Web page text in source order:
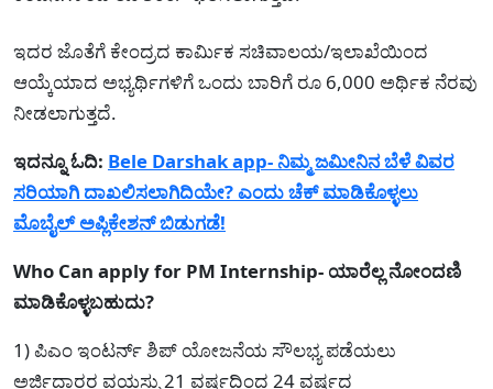
ಇದರ ಜೊತೆಗೆ ಕೇಂದ್ರದ ಕಾರ್ಮಿಕ ಸಚಿವಾಲಯ/ಇಲಾಖೆಯಿಂದ
ಆಯ್ಕೆಯಾದ ಅಭ್ಯರ್ಥಿಗಳಿಗೆ ಒಂದು ಬಾರಿಗೆ ರೂ 6,000 ಅರ್ಥಿಕ ನೆರವು
ನೀಡಲಾಗುತ್ತದೆ.
ಇದನ್ನೂ ಓದಿ: Bele Darshak app- ನಿಮ್ಮ ಜಮೀನಿನ ಬೆಳೆ ವಿವರ
ಸರಿಯಾಗಿ ದಾಖಲಿಸಲಾಗಿದಿಯೇ? ಎಂದು ಚೆಕ್ ಮಾಡಿಕೊಳ್ಳಲು
ಮೊಬೈಲ್ ಅಪ್ಲಿಕೇಶನ್ ಬಿಡುಗಡೆ!
Who Can apply for PM Internship- ಯಾರೆಲ್ಲ ನೋಂದಣಿ
ಮಾಡಿಕೊಳ್ಳಬಹುದು?
1) ಪಿಎಂ ಇಂಟರ್ನ್‌ ಶಿಪ್ ಯೋಜನೆಯ ಸೌಲಭ್ಯ ಪಡೆಯಲು
ಅರ್ಜಿದಾರರ ವಯಸ್ಸು 21 ವರ್ಷದಿಂದ 24 ವರ್ಷದ